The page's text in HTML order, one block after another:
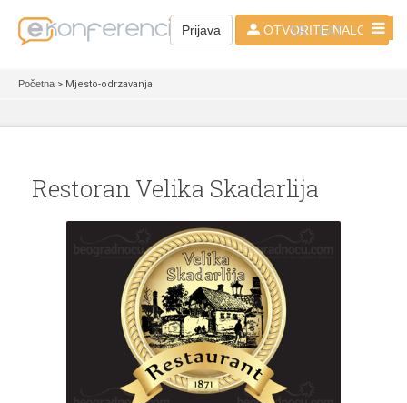
Prijava OTVORITE NALOG
SR - LAT
Početna > Mjesto-odrzavanja
Restoran Velika Skadarlija